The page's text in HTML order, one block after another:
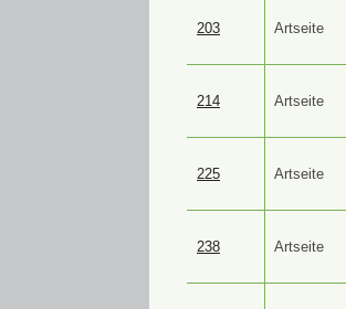
203 Artseite
214 Artseite
225 Artseite
238 Artseite